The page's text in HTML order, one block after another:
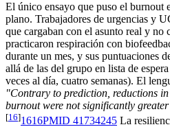
El único ensayo que puso el burnout
plano. Trabajadores de urgencias y
que cargaban con el asunto real y no
practicaron respiración con
durante un mes, y sus puntuaciones
allá de las del grupo en lista de
veces al día, cuatro semanas). El
"Contrary to prediction, reductions in
burnout were not significantly
[16]1616PMID 41734245 La